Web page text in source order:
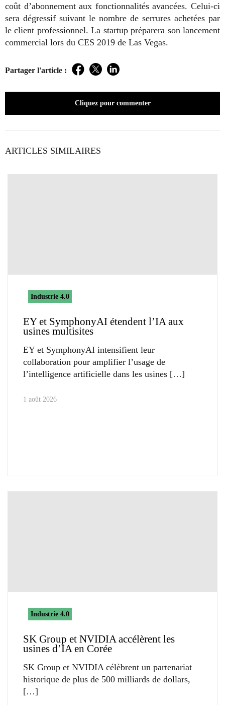
coût d’abonnement aux fonctionnalités avancées. Celui-ci
sera dégressif suivant le nombre de serrures achetées par
le client professionnel. La startup préparera son lancement
commercial lors du CES 2019 de Las Vegas.
Partager l'article : Facebook
TwitterLinkedIn
Cliquez pour commenter
ARTICLES SIMILAIRES
Industrie 4.0
EY et SymphonyAI étendent l’IA aux
usines multisites
EY et SymphonyAI intensifient leur
collaboration pour amplifier l’usage de
l’intelligence artificielle dans les usines
1 août 2026
Industrie 4.0
SK Group et NVIDIA accélèrent les
usines d’IA en Corée
SK Group et NVIDIA célèbrent un partenariat
historique de plus de 500 milliards de dollars,